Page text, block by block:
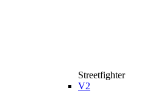
Streetfighter
V2